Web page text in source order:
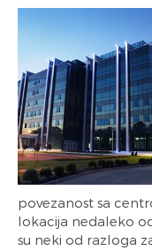
povezanost sa
lokacija nedaleko
su neki od razloga